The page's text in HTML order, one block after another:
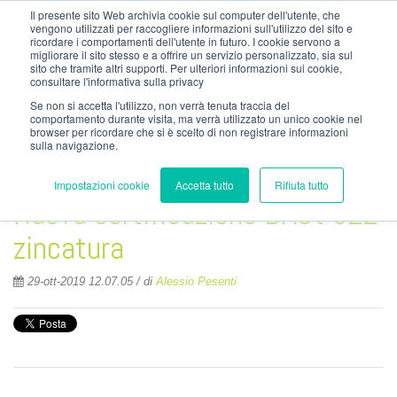
Il presente sito Web archivia cookie sul computer dell'utente, che
vengono utilizzati per raccogliere informazioni sull'utilizzo del sito e
ricordare i comportamenti dell'utente in futuro. I cookie servono a
migliorare il sito stesso e a offrire un servizio personalizzato, sia sul
sito che tramite altri supporti. Per ulteriori informazioni sui cookie,
consultare l'informativa sulla privacy
Se non si accetta l'utilizzo, non verrà tenuta traccia del
comportamento durante visita, ma verrà utilizzato un unico cookie nel
browser per ricordare che si è scelto di non registrare informazioni
sulla navigazione.
Impostazioni cookie Accetta tutto Rifiuta tutto
info@nordzinc.com T. (+39) 030.99.26.000
Nuova certificazione DASt 022
zincatura
29-ott-2019 12.07.05 / diAlessio Pesenti